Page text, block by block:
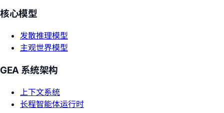
核心模型
发散推理模型
主观世界模型
GEA 系统架构
上下文系统
长程智能体运行时